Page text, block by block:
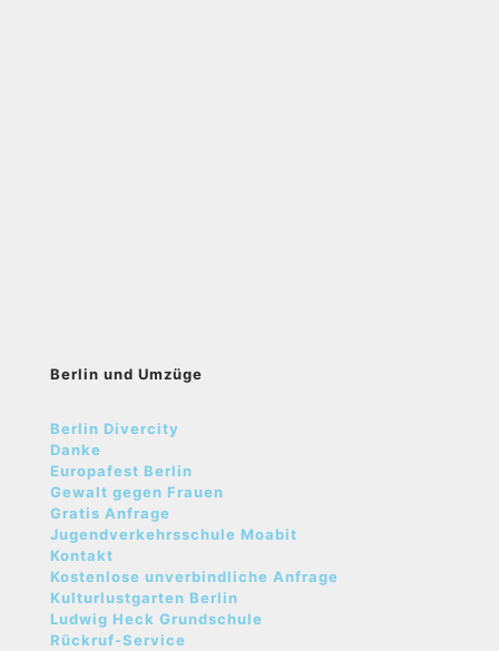
Berlin und Umzüge
Berlin Divercity
Danke
Europafest Berlin
Gewalt gegen Frauen
Gratis Anfrage
Jugendverkehrsschule Moabit
Kontakt
Kostenlose unverbindliche Anfrage
Kulturlustgarten Berlin
Ludwig Heck Grundschule
Rückruf-Service